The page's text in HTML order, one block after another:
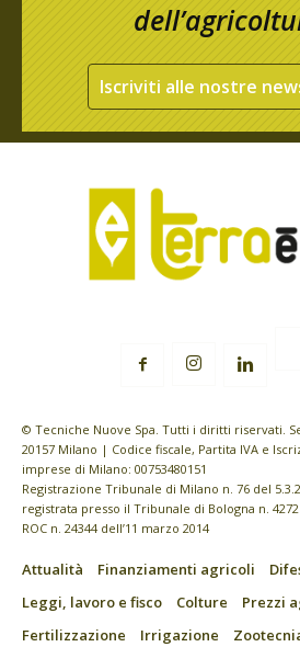
Iscriviti alle nostre
© Tecniche Nuove Spa. Tutti i diritti riservati.
20157 Milano | Codice fiscale, Partita IVA e
imprese di Milano: 00753480151
Registrazione Tribunale di Milano n. 76 del
registrata presso il Tribunale di Bologna n.
ROC n. 24344 dell’11 marzo 2014
Attualità Finanziamenti agricoli
Leggi, lavoro e fisco
Colture
Prezzi
Fertilizzazione
Irrigazione